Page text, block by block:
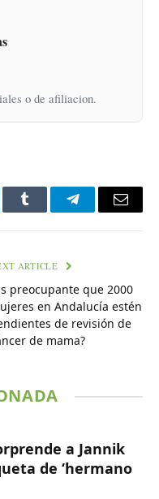
o de afiliacion.
Tumblr TelegramEmail
ARTICLE
preocupante que 2000
en Andalucía estén
de revisión de
de mama?
a Jannik
de ‘hermano